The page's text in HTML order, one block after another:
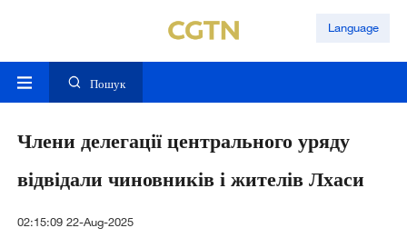
Language
Пошук
Члени делегації центрального уряду
відвідали чиновників і жителів Лхаси
02:15:09 22-Aug-2025